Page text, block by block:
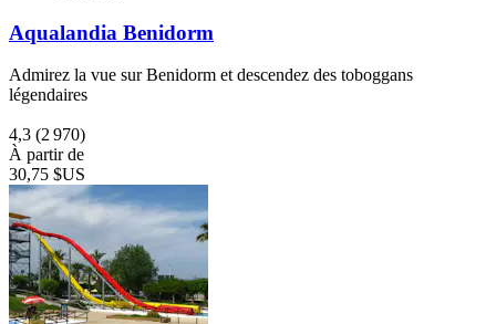
Aqualandia Benidorm
Admirez la vue sur Benidorm et descendez des toboggans
légendaires
4,3 (2 970)
À partir de
30,75 $US